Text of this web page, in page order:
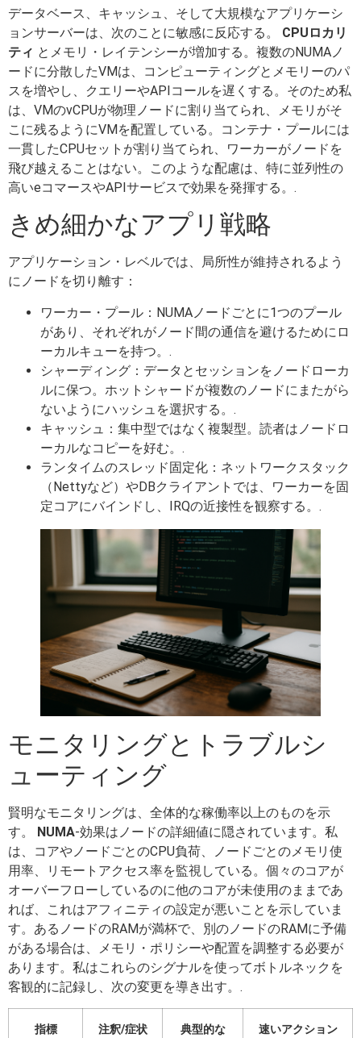
データベース、キャッシュ、そして大規模なアプリケーシ
ョンサーバーは、次のことに敏感に反応する。 CPUロカリ
ティ とメモリ・レイテンシーが増加する。複数のNUMAノ
ードに分散したVMは、コンピューティングとメモリーのパ
スを増やし、クエリーやAPIコールを遅くする。そのため私
は、VMのvCPUが物理ノードに割り当てられ、メモリがそ
こに残るようにVMを配置している。コンテナ・プールには
一貫したCPUセットが割り当てられ、ワーカーがノードを
飛び越えることはない。このような配慮は、特に並列性の
高いeコマースやAPIサービスで効果を発揮する。.
きめ細かなアプリ戦略
アプリケーション・レベルでは、局所性が維持されるよう
にノードを切り離す：
ワーカー・プール：NUMAノードごとに1つのプール
があり、それぞれがノード間の通信を避けるためにロ
ーカルキューを持つ。.
シャーディング：データとセッションをノードローカ
ルに保つ。ホットシャードが複数のノードにまたがら
ないようにハッシュを選択する。.
キャッシュ：集中型ではなく複製型。読者はノードロ
ーカルなコピーを好む。.
ランタイムのスレッド固定化：ネットワークスタック
（Nettyなど）やDBクライアントでは、ワーカーを固
定コアにバインドし、IRQの近接性を観察する。.
モニタリングとトラブルシ
ューティング
賢明なモニタリングは、全体的な稼働率以上のものを示
す。 NUMA-効果はノードの詳細値に隠されています。私
は、コアやノードごとのCPU負荷、ノードごとのメモリ使
用率、リモートアクセス率を監視している。個々のコアが
オーバーフローしているのに他のコアが未使用のままであ
れば、これはアフィニティの設定が悪いことを示していま
す。あるノードのRAMが満杯で、別のノードのRAMに予備
がある場合は、メモリ・ポリシーや配置を調整する必要が
あります。私はこれらのシグナルを使ってボトルネックを
客観的に記録し、次の変更を導き出す。.
指標 注釈/症状
典型的な
速いアクション